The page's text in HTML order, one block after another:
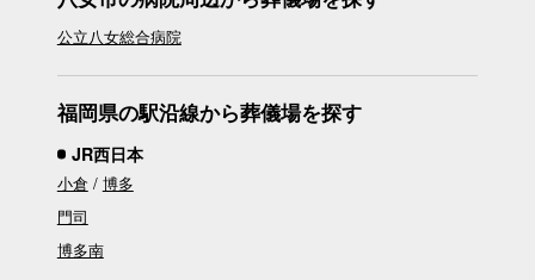
公立八女総合病院
福岡県の駅沿線から葬儀場を探す
JR西日本
小倉
博多
門司
博多南